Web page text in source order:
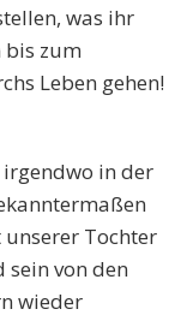
was ihr
bis zum
Leben gehen!
in der
Tochter
von den
wieder